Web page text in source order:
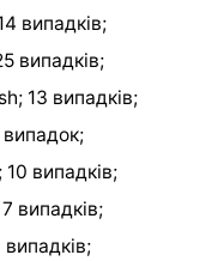
випадків;
випадків;
13 випадків;
випадків;
випадків;